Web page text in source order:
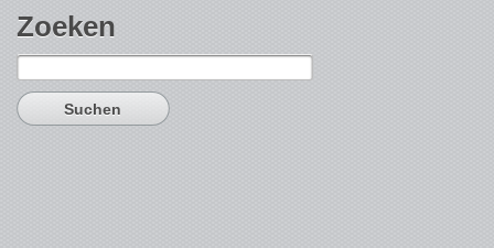
Zoeken
Suchen
nach: